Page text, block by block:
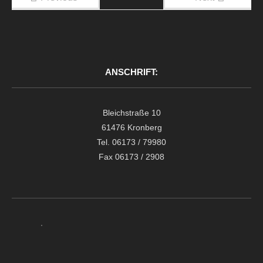
ANSCHRIFT:
Bleichstraße 10
61476 Kronberg
Tel. 06173 / 79980
Fax 06173 / 2908